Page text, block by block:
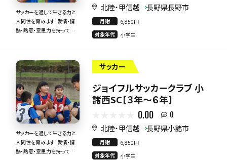
サッカーを通して生きる力と
人間性を育みます！愛情・情
熱・熱意・意思力を持って全
北陸・甲信越 長野県長野市
月謝
6,850円
対象年代
小学生
サッカーを通して生きる力と
人間性を育みます！愛情・情
熱・熱意・意思力を持って全
サッカー
ジョイフルサッカークラブ 小
諸西SC【３年～６年】
0.00 0
北陸・甲信越 長野県小諸市
月謝
6,850円
対象年代
小学生